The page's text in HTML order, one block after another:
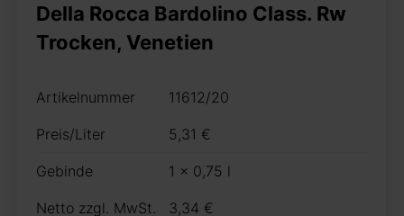
Della Rocca Bardolino Class. Rw
Trocken, Venetien
Artikelnummer 11612/20
Preis/Liter 5,31 €
Gebinde 1 x 0,75 l
Netto zzgl. MwSt. 3,34 €